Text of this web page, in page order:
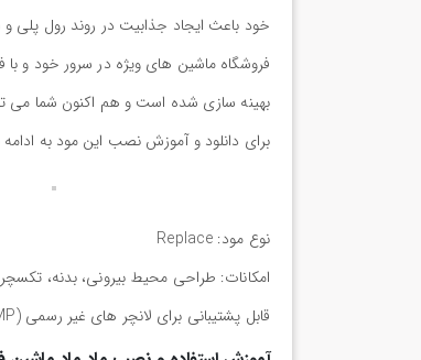
خود باعث ایجاد جذابیت در روند رول پلی
فروشگاه ماشین های ویژه در سرور خود و با
بهینه سازی شده است و هم اکنون شما می
برای دانلود و آموزش نصب این مود به
نوع مود: Replace
امکانات: طراحی محیط بیرونی، بدنه،
قابل پشتیبانی برای لانچر های غیر رسمی (VMP)